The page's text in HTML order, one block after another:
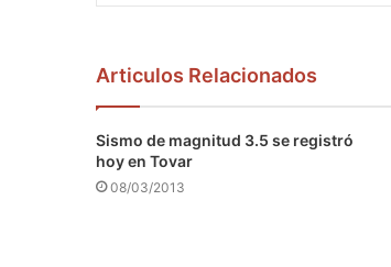
Articulos Relacionados
Sismo de magnitud 3.5 se registró
hoy en Tovar
08/03/2013